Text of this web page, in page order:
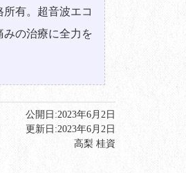
有。超音波エコ
の治療に全力を
公開日:2023年6月2日
更新日:2023年6月2日
高梨 桂資